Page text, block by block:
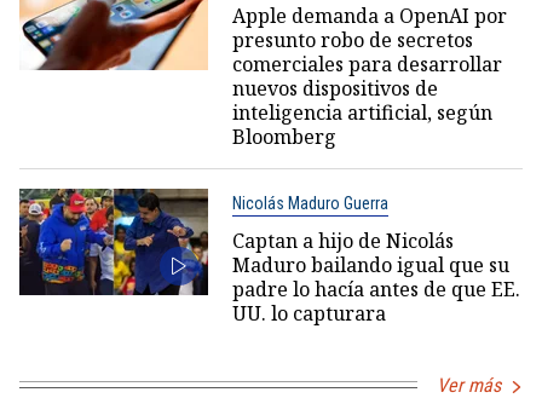
Apple demanda a OpenAI por
presunto robo de secretos
comerciales para desarrollar
nuevos dispositivos de
inteligencia artificial, según
Bloomberg
Nicolás Maduro Guerra
Captan a hijo de Nicolás
Maduro bailando igual que su
padre lo hacía antes de que EE.
UU. lo capturara
Ver más